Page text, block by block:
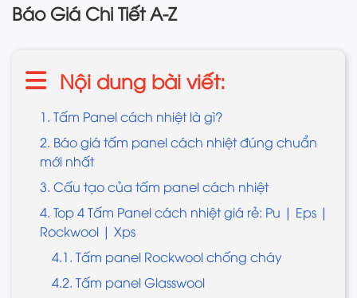
Báo Giá Chi Tiết A-Z
Nội dung bài viết:
1. Tấm Panel cách nhiệt là gì?
2. Báo giá tấm panel cách nhiệt đúng chuẩn
mới nhất
3. Cấu tạo của tấm panel cách nhiệt
4. Top 4 Tấm Panel cách nhiệt giá rẻ: Pu | Eps |
Rockwool | Xps
4.1. Tấm panel Rockwool chống cháy
4.2. Tấm panel Glasswool